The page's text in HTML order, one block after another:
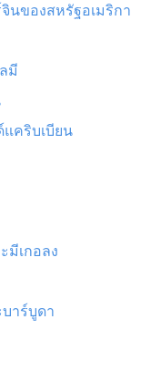
นของสหรัฐอเมริกา
มี
คริบเบียน
เกอลง
าร์บูดา